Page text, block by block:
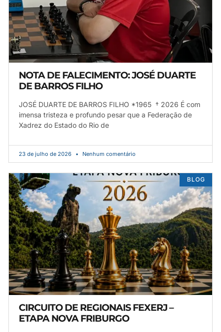
NOTA DE FALECIMENTO: JOSÉ DUARTE
DE BARROS FILHO
JOSÉ DUARTE DE BARROS FILHO *1965 † 2026 É com
imensa tristeza e profundo pesar que a Federação de
Xadrez do Estado do Rio de
23 de julho de 2026 Nenhum comentário
BLOG
CIRCUITO DE REGIONAIS FEXERJ –
ETAPA NOVA FRIBURGO